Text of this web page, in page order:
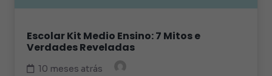
Escolar Kit Medio Ensino: 7 Mitos e
Verdades Reveladas
10 meses atrás